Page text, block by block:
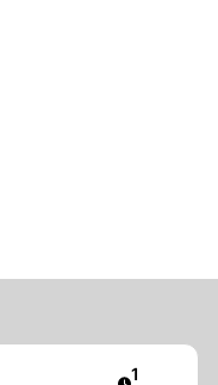
Artikel
1